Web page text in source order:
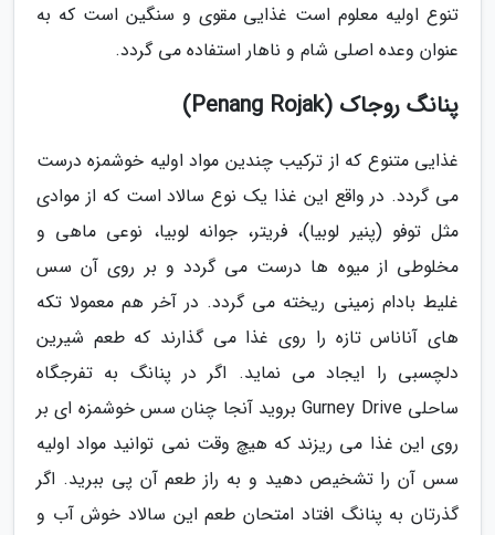
تنوع اولیه معلوم است غذایی مقوی و سنگین است که به
عنوان وعده اصلی شام و ناهار استفاده می گردد.
پنانگ روجاک (Penang Rojak)
غذایی متنوع که از ترکیب چندین مواد اولیه خوشمزه درست
می گردد. در واقع این غذا یک نوع سالاد است که از موادی
مثل توفو (پنیر لوبیا)، فریتر، جوانه لوبیا، نوعی ماهی و
مخلوطی از میوه ها درست می گردد و بر روی آن سس
غلیط بادام زمینی ریخته می گردد. در آخر هم معمولا تکه
های آناناس تازه را روی غذا می گذارند که طعم شیرین
دلچسبی را ایجاد می نماید. اگر در پنانگ به تفرجگاه
ساحلی Gurney Drive بروید آنجا چنان سس خوشمزه ای بر
روی این غذا می ریزند که هیچ وقت نمی توانید مواد اولیه
سس آن را تشخیص دهید و به راز طعم آن پی ببرید. اگر
گذرتان به پنانگ افتاد امتحان طعم این سالاد خوش آب و